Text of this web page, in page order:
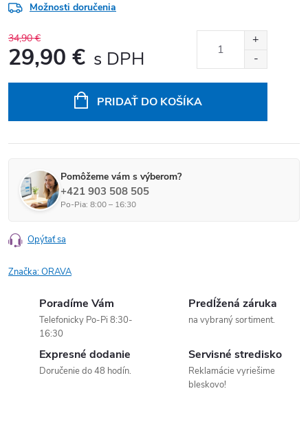
Možnosti doručenia
34,90 €
29,90 €
PRIDAŤ DO KOŠÍKA
Pomôžeme vám s výberom?
+421 903 508 505
Po-Pia: 8:00 – 16:30
Opýtať sa
Značka:ORAVA
Poradíme Vám
Telefonicky Po-Pi 8:30-
16:30
Predĺžená záruka
na vybraný sortiment.
Expresné dodanie
Doručenie do 48 hodín.
Servisné stredisko
Reklamácie vyriešime
bleskovo!